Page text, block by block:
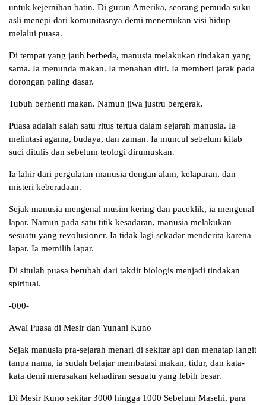
untuk kejernihan batin. Di gurun Amerika, seorang pemuda suku
asli menepi dari komunitasnya demi menemukan visi hidup
melalui puasa.
Di tempat yang jauh berbeda, manusia melakukan tindakan yang
sama. Ia menunda makan. Ia menahan diri. Ia memberi jarak pada
dorongan paling dasar.
Tubuh berhenti makan. Namun jiwa justru bergerak.
Puasa adalah salah satu ritus tertua dalam sejarah manusia. Ia
melintasi agama, budaya, dan zaman. Ia muncul sebelum kitab
suci ditulis dan sebelum teologi dirumuskan.
Ia lahir dari pergulatan manusia dengan alam, kelaparan, dan
misteri keberadaan.
Sejak manusia mengenal musim kering dan paceklik, ia mengenal
lapar. Namun pada satu titik kesadaran, manusia melakukan
sesuatu yang revolusioner. Ia tidak lagi sekadar menderita karena
lapar. Ia memilih lapar.
Di situlah puasa berubah dari takdir biologis menjadi tindakan
spiritual.
-000-
Awal Puasa di Mesir dan Yunani Kuno
Sejak manusia pra-sejarah menari di sekitar api dan menatap langit
tanpa nama, ia sudah belajar membatasi makan, tidur, dan kata-
kata demi merasakan kehadiran sesuatu yang lebih besar.
Di Mesir Kuno sekitar 3000 hingga 1000 Sebelum Masehi, para